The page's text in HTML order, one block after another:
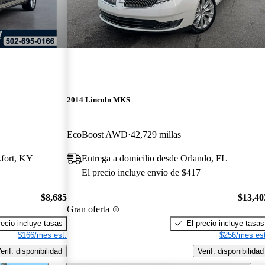
KY
$8,685
incluye tasas
$166/mes est.
disponibilidad
2014 Lincoln MKS
EcoBoost AWD 42,729 millas
Entrega a domicilio desde Orlando, FL
El precio incluye envío de $417
Gran oferta
El precio incluye tasas
$256/mes
Verif. disponibilidad